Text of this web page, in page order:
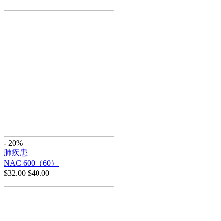
- 20%
肺疾患
NAC 600（60）
$32.00 $40.00